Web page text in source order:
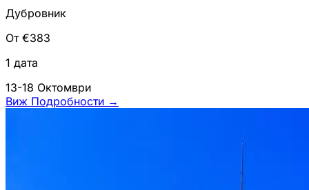
Дубровник
От €383
1 дата
13-18 Октомври
Виж Подробности →